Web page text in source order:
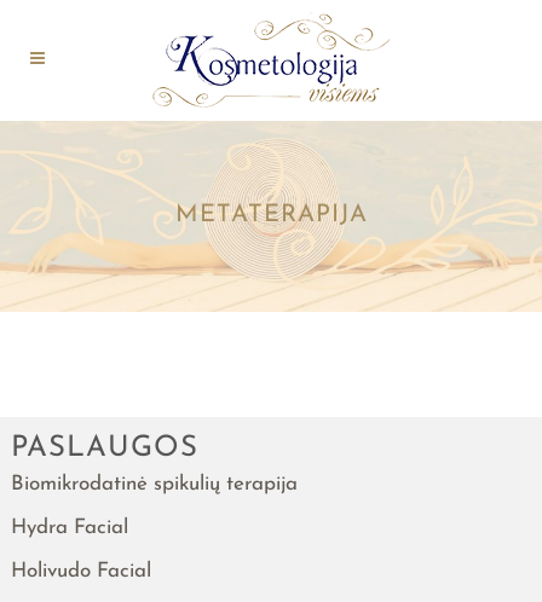
METATERAPIJA
PASLAUGOS
Biomikrodatinė spikulių terapija
Hydra Facial
Holivudo Facial